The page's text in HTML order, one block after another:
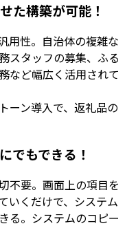
た構築が可能！
用性。自治体の複雑な
スタッフの募集、ふる
など幅広く活用されて
ーン導入で、返礼品の
でもできる！
不要。画面上の項目を
いくだけで、システム
る。システムのコピー